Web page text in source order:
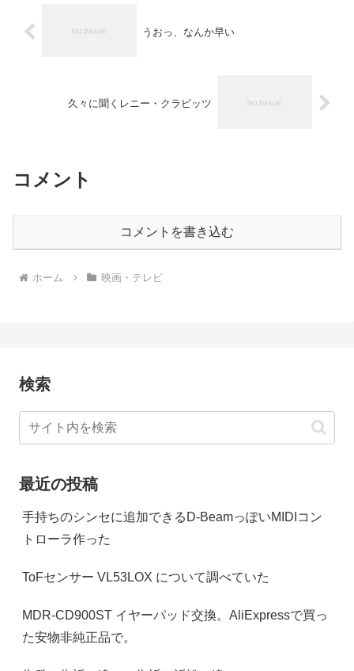
うおっ、なんか早い
久々に聞くレニー・クラビッツ
コメント
コメントを書き込む
ホーム 映画・テレビ
検索
最近の投稿
手持ちのシンセに追加できるD-BeamっぽいMIDIコン
トローラ作った
ToFセンサー VL53LOX について調べていた
MDR-CD900ST イヤーパッド交換。AliExpressで買っ
た安物非純正品で。